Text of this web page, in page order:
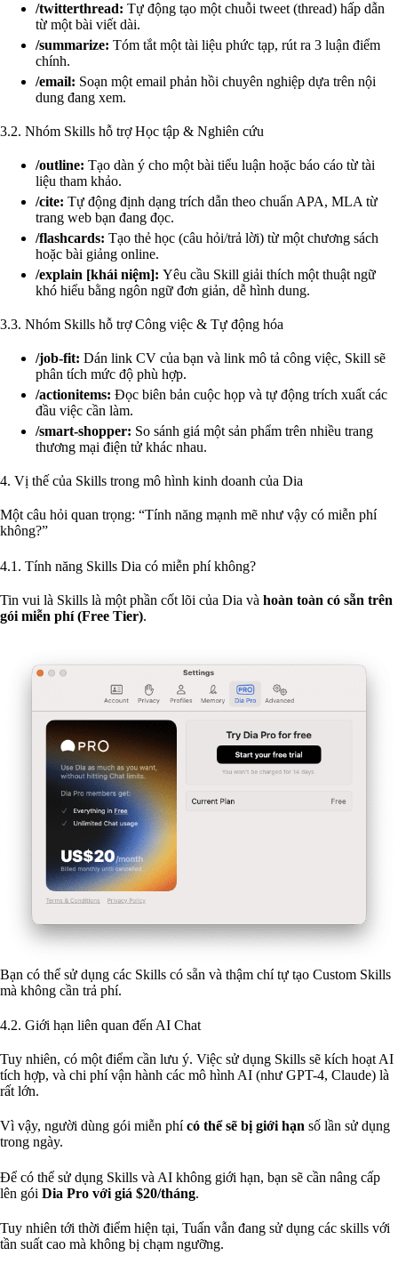
/twitterthread: Tự động tạo một chuỗi tweet (thread) hấp dẫn
từ một bài viết dài.
/summarize: Tóm tắt một tài liệu phức tạp, rút ra 3 luận điểm
chính.
/email: Soạn một email phản hồi chuyên nghiệp dựa trên nội
dung đang xem.
3.2. Nhóm Skills hỗ trợ Học tập & Nghiên cứu
/outline: Tạo dàn ý cho một bài tiểu luận hoặc báo cáo từ tài
liệu tham khảo.
/cite: Tự động định dạng trích dẫn theo chuẩn APA, MLA từ
trang web bạn đang đọc.
/flashcards: Tạo thẻ học (câu hỏi/trả lời) từ một chương sách
hoặc bài giảng online.
/explain [khái niệm]: Yêu cầu Skill giải thích một thuật ngữ
khó hiểu bằng ngôn ngữ đơn giản, dễ hình dung.
3.3. Nhóm Skills hỗ trợ Công việc & Tự động hóa
/job-fit: Dán link CV của bạn và link mô tả công việc, Skill sẽ
phân tích mức độ phù hợp.
/actionitems: Đọc biên bản cuộc họp và tự động trích xuất các
đầu việc cần làm.
/smart-shopper: So sánh giá một sản phẩm trên nhiều trang
thương mại điện tử khác nhau.
4. Vị thế của Skills trong mô hình kinh doanh của Dia
Một câu hỏi quan trọng: “Tính năng mạnh mẽ như vậy có miễn phí
không?”
4.1. Tính năng Skills Dia có miễn phí không?
Tin vui là Skills là một phần cốt lõi của Dia và hoàn toàn có sẵn trên
gói miễn phí (Free Tier).
Bạn có thể sử dụng các Skills có sẵn và thậm chí tự tạo Custom Skills
mà không cần trả phí.
4.2. Giới hạn liên quan đến AI Chat
Tuy nhiên, có một điểm cần lưu ý. Việc sử dụng Skills sẽ kích hoạt AI
tích hợp, và chi phí vận hành các mô hình AI (như GPT-4, Claude) là
rất lớn.
Vì vậy, người dùng gói miễn phí có thể sẽ bị giới hạn số lần sử dụng
trong ngày.
Để có thể sử dụng Skills và AI không giới hạn, bạn sẽ cần nâng cấp
lên gói Dia Pro với giá $20/tháng.
Tuy nhiên tới thời điểm hiện tại, Tuấn vẫn đang sử dụng các skills với
tần suất cao mà không bị chạm ngưỡng.